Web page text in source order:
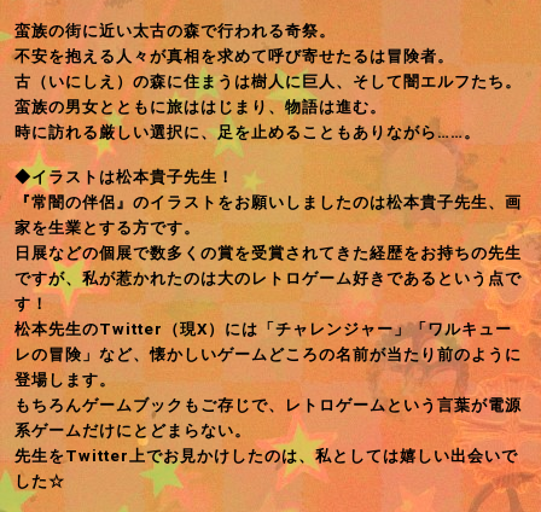
蛮族の街に近い太古の森で行われる奇祭。
不安を抱える人々が真相を求めて呼び寄せたるは冒険者。
古（いにしえ）の森に住まうは樹人に巨人、そして闇エルフたち。
蛮族の男女とともに旅ははじまり、物語は進む。
時に訪れる厳しい選択に、足を止めることもありながら……。
◆イラストは松本貴子先生！
『常闇の伴侶』のイラストをお願いしましたのは松本貴子先生、画
家を生業とする方です。
日展などの個展で数多くの賞を受賞されてきた経歴をお持ちの先生
ですが、私が惹かれたのは大のレトロゲーム好きであるという点で
す！
松本先生のTwitter（現X）には「チャレンジャー」「ワルキュー
レの冒険」など、懐かしいゲームどころの名前が当たり前のように
登場します。
もちろんゲームブックもご存じで、レトロゲームという言葉が電源
系ゲームだけにとどまらない。
先生をTwitter上でお見かけしたのは、私としては嬉しい出会いで
した☆